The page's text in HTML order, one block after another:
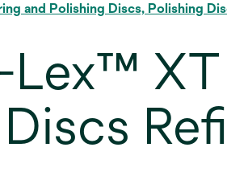
and Polishing Discs, Polishing
XT